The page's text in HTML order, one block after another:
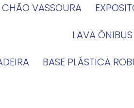
CHÃO VASSOURA
LAVA ÔNIBUS
BASE PLÁSTICA